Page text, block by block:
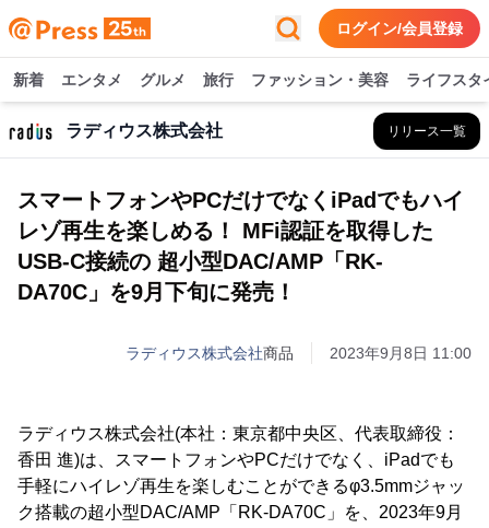
ログイン/会員登録
新着 エンタメ グルメ 旅行 ファッション・美容 ライフスタ
ラディウス株式会社 リリース一覧
スマートフォンやPCだけでなくiPadでもハイ
レゾ再生を楽しめる！ MFi認証を取得した
USB-C接続の 超小型DAC/AMP「RK-
DA70C」を9月下旬に発売！
ラディウス株式会社商品 2023年9月8日 11:00
ラディウス株式会社(本社：東京都中央区、代表取締役：
香田 進)は、スマートフォンやPCだけでなく、iPadでも
手軽にハイレゾ再生を楽しむことができるφ3.5mmジャッ
ク搭載の超小型DAC/AMP「RK-DA70C」を、2023年9月